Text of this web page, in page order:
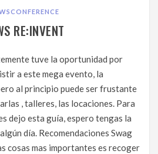
CONFERENCE
RE:INVENT
tuve la oportunidad por
a este mega evento, la
al principio puede ser frustante
, talleres, las locaciones. Para
dejo esta guía, espero tengas la
día. Recomendaciones Swag
cosas mas importantes es recoger